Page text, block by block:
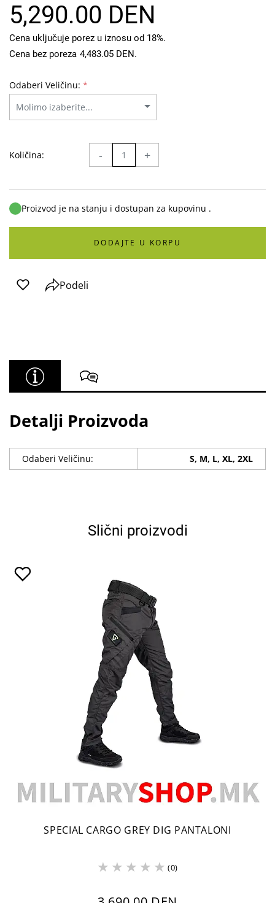
5,290.00 DEN
Cena uključuje porez u iznosu od 18%.
Cena bez poreza 4,483.05 DEN.
Odaberi Veličinu: *
Količina: - +
Proizvod je na stanju i dostupan za kupovinu .
DODAJTE U KORPU
Podeli
Detalji Proizvoda
Odaberi Veličinu: S, M, L, XL, 2XL
Slični proizvodi
SPECIAL CARGO GREY DIG PANTALONI
(0)